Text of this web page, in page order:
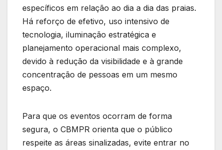
específicos em relação ao dia a dia das praias.
Há reforço de efetivo, uso intensivo de
tecnologia, iluminação estratégica e
planejamento operacional mais complexo,
devido à redução da visibilidade e à grande
concentração de pessoas em um mesmo
espaço.
Para que os eventos ocorram de forma
segura, o CBMPR orienta que o público
respeite as áreas sinalizadas, evite entrar no